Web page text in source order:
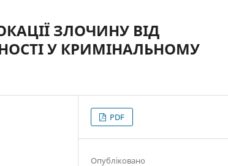
ЗЛОЧИНУ ВІД
У КРИМІНАЛЬНОМУ
PDF
Опубліковано